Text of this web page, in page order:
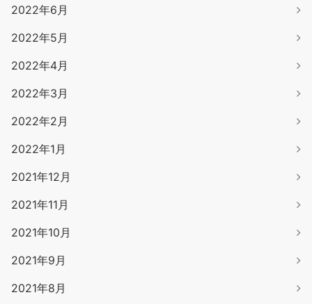
2022年6月
2022年5月
2022年4月
2022年3月
2022年2月
2022年1月
2021年12月
2021年11月
2021年10月
2021年9月
2021年8月